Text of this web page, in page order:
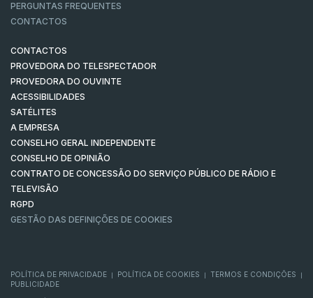
PERGUNTAS FREQUENTES
CONTACTOS
CONTACTOS
PROVEDORA DO TELESPECTADOR
PROVEDORA DO OUVINTE
ACESSIBILIDADES
SATÉLITES
A EMPRESA
CONSELHO GERAL INDEPENDENTE
CONSELHO DE OPINIÃO
CONTRATO DE CONCESSÃO DO SERVIÇO PÚBLICO DE RÁDIO E
TELEVISÃO
RGPD
GESTÃO DAS DEFINIÇÕES DE COOKIES
POLÍTICA DE PRIVACIDADE POLÍTICA DE COOKIES TERMOS E CONDIÇÕES
PUBLICIDADE